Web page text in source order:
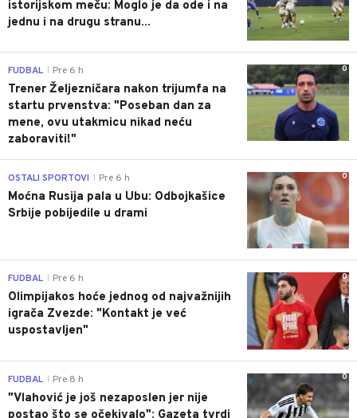
istorijskom meču: Moglo je da ode i na
jednu i na drugu stranu...
0
FUDBAL Pre 6 h
Trener Željezničara nakon trijumfa na
startu prvenstva: "Poseban dan za
mene, ovu utakmicu nikad neću
zaboraviti!"
0
OSTALI SPORTOVI Pre 6 h
Moćna Rusija pala u Ubu: Odbojkašice
Srbije pobijedile u drami
0
FUDBAL Pre 6 h
Olimpijakos hoće jednog od najvažnijih
igrača Zvezde: "Kontakt je već
uspostavljen"
0
FUDBAL Pre 8 h
"Vlahović je još nezaposlen jer nije
postao što se očekivalo": Gazeta tvrdi